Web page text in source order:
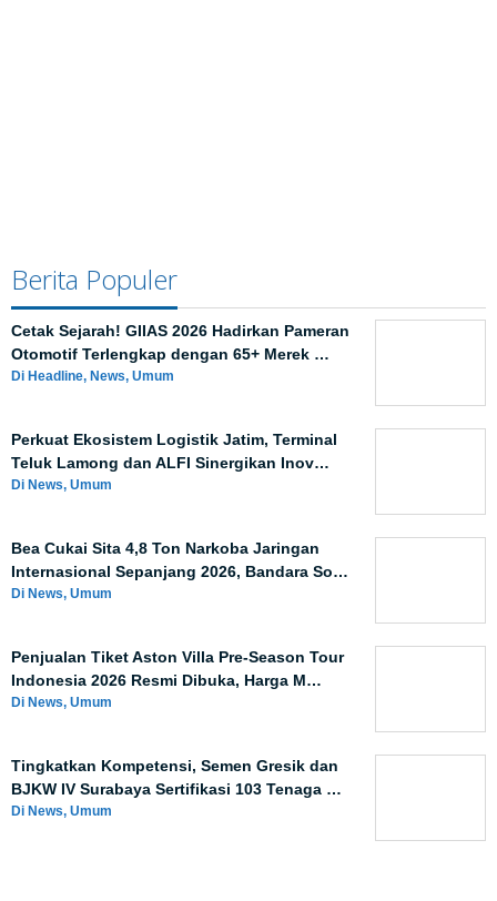
Berita Populer
Cetak Sejarah! GIIAS 2026 Hadirkan Pameran
Otomotif Terlengkap dengan 65+ Merek …
Di Headline, News, Umum
Perkuat Ekosistem Logistik Jatim, Terminal
Teluk Lamong dan ALFI Sinergikan Inov…
Di News, Umum
Bea Cukai Sita 4,8 Ton Narkoba Jaringan
Internasional Sepanjang 2026, Bandara So…
Di News, Umum
Penjualan Tiket Aston Villa Pre-Season Tour
Indonesia 2026 Resmi Dibuka, Harga M…
Di News, Umum
Tingkatkan Kompetensi, Semen Gresik dan
BJKW IV Surabaya Sertifikasi 103 Tenaga …
Di News, Umum